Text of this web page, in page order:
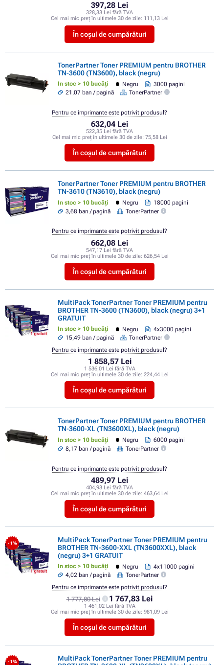
397,28 Lei
328,33 Lei fără TVA
Cel mai mic preț în ultimele 30 de zile: 111,13 Lei
În coșul de cumpărături
TonerPartner Toner PREMIUM pentru BROTHER
TN-3600 (TN3600), black (negru)
In stoc > 10 bucăți Negru
3000 pagini
21,07 ban / pagină
TonerPartner
632,04 Lei
522,35 Lei fără TVA
Cel mai mic preț în ultimele 30 de zile: 75,58 Lei
În coșul de cumpărături
Pentru ce imprimante este potrivit produsul?
TonerPartner Toner PREMIUM pentru BROTHER
TN-3610 (TN3610), black (negru)
In stoc > 10 bucăți Negru
18000 pagini
3,68 ban / pagină
TonerPartner
662,08 Lei
547,17 Lei fără TVA
Cel mai mic preț în ultimele 30 de zile: 626,54 Lei
În coșul de cumpărături
Pentru ce imprimante este potrivit produsul?
MultiPack TonerPartner Toner PREMIUM pentru
BROTHER TN-3600 (TN3600), black (negru) 3+1
GRATUIT
In stoc > 10 bucăți Negru
4x3000 pagini
15,49 ban / pagină
TonerPartner
1 858,57 Lei
1 536,01 Lei fără TVA
Cel mai mic preț în ultimele 30 de zile: 224,44 Lei
În coșul de cumpărături
Pentru ce imprimante este potrivit produsul?
TonerPartner Toner PREMIUM pentru BROTHER
TN-3600-XL (TN3600XL), black (negru)
In stoc > 10 bucăți Negru
6000 pagini
8,17 ban / pagină
TonerPartner
489,97 Lei
404,93 Lei fără TVA
Cel mai mic preț în ultimele 30 de zile: 463,64 Lei
În coșul de cumpărături
Pentru ce imprimante este potrivit produsul?
- 1%
MultiPack TonerPartner Toner PREMIUM pentru
BROTHER TN-3600-XXL (TN3600XXL), black
(negru) 3+1 GRATUIT
In stoc > 10 bucăți Negru
4x11000 pagini
4,02 ban / pagină
TonerPartner
1 777,80 Lei 1 767,83 Lei
1 461,02 Lei fără TVA
Cel mai mic preț în ultimele 30 de zile: 981,09 Lei
În coșul de cumpărături
Pentru ce imprimante este potrivit produsul?
- 1%
MultiPack TonerPartner Toner PREMIUM pentru